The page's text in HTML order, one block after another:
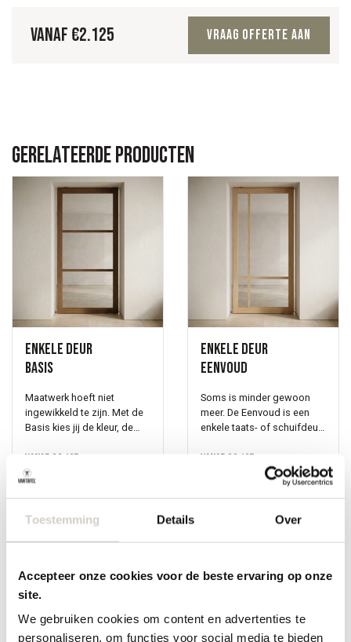
Toestemming Details Over
Accepteer onze cookies voor de beste ervaring op onze
site.
We gebruiken cookies om content en advertenties te
personaliseren, om functies voor social media te bieden
Vanaf €2.125 Vraag offerte aan
Gerelateerde producten
Enkele deur
Basis
Maatwerk hoeft niet
ingewikkeld te zijn. Met de
Basis kies jij de kleur, de
en wij maken de deur voor
je. Zo eenvoudig is het. Een
glazen taatsdeur verbindt
manier. Je creëert
in je interieur staat, en de
deur past er naadloos in.
toonkamers in Oirschot.
Plan een afspraak via de
Vanaf €2.125
Enkele deur
Eenvoud
Soms is minder gewoon
meer. De Eenvoud is een
enkele taats- of schuifdeur
kleur, roedes en
afmetingen. Het resultaat is
een deur die precies past
stijl. Het glas zorgt voor
aansluit bij andere meubels
Benieuwd hoe dat eruitziet?
Maak een afspraak in onze
Vanaf €2.125